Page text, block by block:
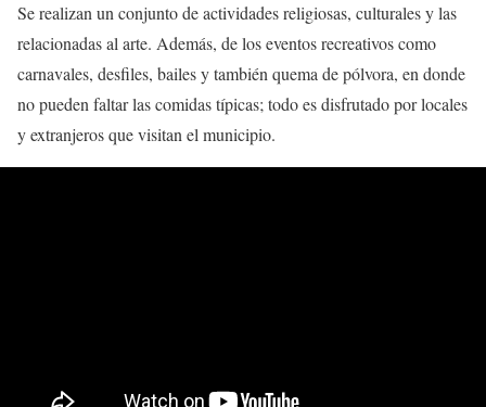
Se realizan un conjunto de actividades religiosas, culturales y las
relacionadas al arte. Además, de los eventos recreativos como
carnavales, desfiles, bailes y también quema de pólvora, en donde
no pueden faltar las comidas típicas; todo es disfrutado por locales
y extranjeros que visitan el municipio.